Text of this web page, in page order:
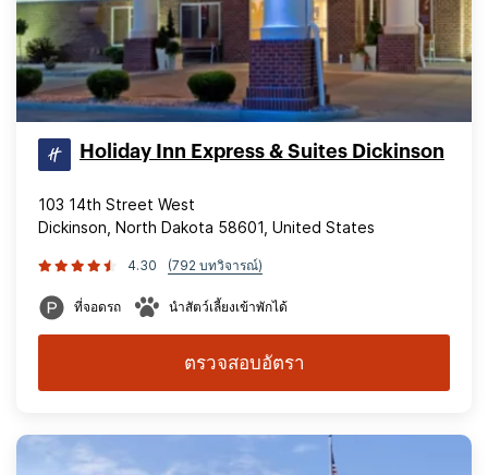
Holiday Inn Express & Suites Dickinson
103 14th Street West
Dickinson, North Dakota 58601, United States
4.30 (792 บทวิจารณ์)
ที่จอดรถ นำสัตว์เลี้ยงเข้าพักได้
ตรวจสอบอัตรา